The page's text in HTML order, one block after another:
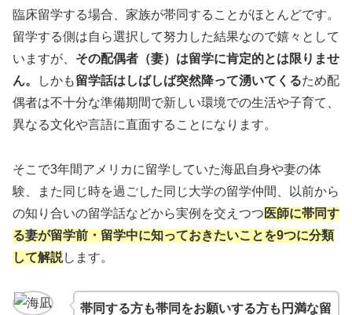
臨床留学する場合、家族が帯同することがほとんどです。
留学する側は自ら選択して努力した結果なので嬉々として
いますが、 その配偶者（妻）は留学に肯定的とは限りませ
ん。
しかも留学話はしばしば突然降って湧いてくるため配
偶者は不十分な準備期間で新しい環境での生活や子育て、
異なる文化や言語に直面することになります。
そこで3年間アメリカに留学していた海凪自身や妻の体
験、また同じ時を過ごした同じ大学の留学仲間、以前から
の知り合いの留学話などから実例を交えつつ 医師に帯同す
る妻が留学前・留学中に知っておきたいことを9つに分類
して解説します。
帯同する方も帯同をお願いする方も円満な留